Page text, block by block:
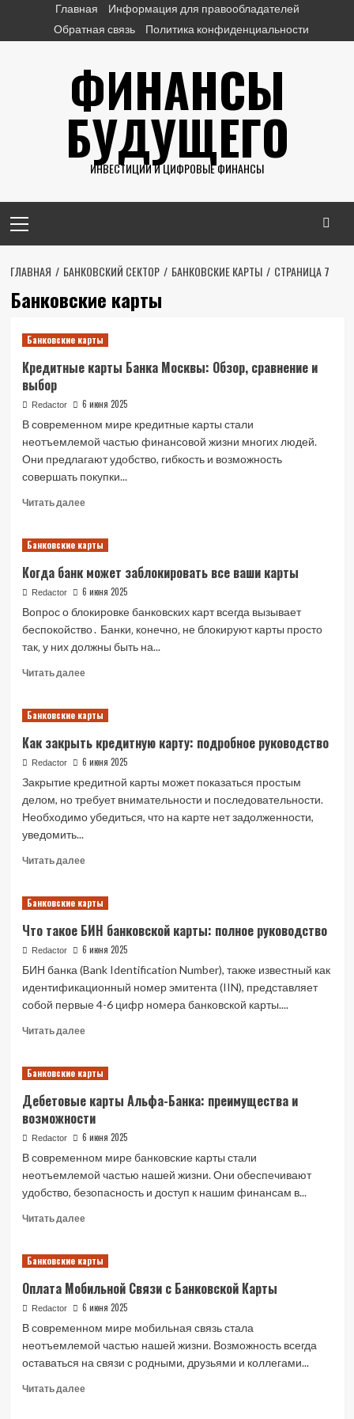
Главная
Информация для правообладателей
Обратная связь
Политика конфиденциальности
ФИНАНСЫ
БУДУЩЕГО
ИНВЕСТИЦИИ И ЦИФРОВЫЕ ФИНАНСЫ
меню
ГЛАВНАЯ БАНКОВСКИЙ СЕКТОР БАНКОВСКИЕ КАРТЫ СТРАНИЦА 7
Банковские карты
Банковские карты
Кредитные карты Банка Москвы: Обзор, сравнение и
выбор
Redactor 6 июня 2025
В современном мире кредитные карты стали
неотъемлемой частью финансовой жизни многих людей.
Они предлагают удобство, гибкость и возможность
совершать покупки...
Читать далееRead
Кредитные
Банка
Москвы:
сравнение
и
выбор
Банковские карты
Когда банк может заблокировать все ваши карты
Redactor 6 июня 2025
Вопрос о блокировке банковских карт всегда вызывает
беспокойство․ Банки‚ конечно‚ не блокируют карты просто
так‚ у них должны быть на...
Читать далееRead
Когда
может
заблокировать
ваши
карты
Банковские карты
Как закрыть кредитную карту: подробное руководство
Redactor 6 июня 2025
Закрытие кредитной карты может показаться простым
делом, но требует внимательности и последовательности.
Необходимо убедиться, что на карте нет задолженности,
уведомить...
Читать далееRead
Как
кредитную
карту:
подробное
Банковские карты
Что такое БИН банковской карты: полное руководство
Redactor 6 июня 2025
БИН банка (Bank Identification Number), также известный как
идентификационный номер эмитента (IIN), представляет
собой первые 4-6 цифр номера банковской карты....
Читать далееRead
Что
БИН
банковской
карты:
руководство
Банковские карты
Дебетовые карты Альфа-Банка: преимущества и
возможности
Redactor 6 июня 2025
В современном мире банковские карты стали
неотъемлемой частью нашей жизни. Они обеспечивают
удобство, безопасность и доступ к нашим финансам в...
Читать далееRead
Дебетовые
Альфа-
Банка:
преимущества
возможности
Банковские карты
Оплата Мобильной Связи с Банковской Карты
Redactor 6 июня 2025
В современном мире мобильная связь стала
неотъемлемой частью нашей жизни. Возможность всегда
оставаться на связи с родными, друзьями и коллегами...
Читать далееRead